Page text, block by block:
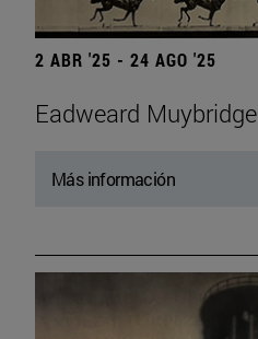
2 ABR '25 - 24 AGO '25
Eadweard Muybridge
Más información